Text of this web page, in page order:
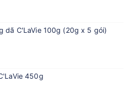
dã C'LaVie 100g (20g x 5 gói)
450g